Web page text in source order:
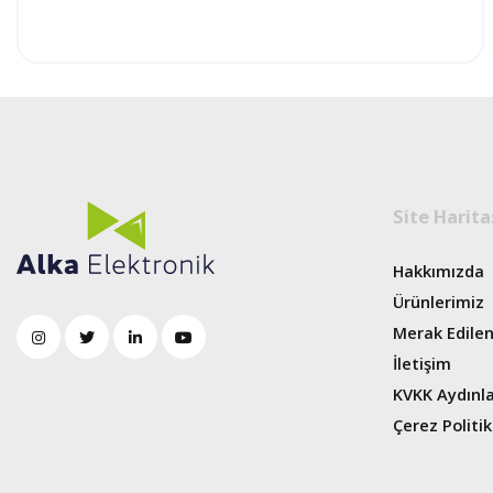
Site
Hakkımızda
Ürünlerimiz
Merak
İletişim
KVKK
Çerez